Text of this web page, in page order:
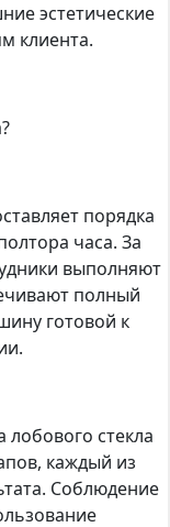
эстетические
клиента.
порядка
часа. За
выполняют
полный
готовой к
стекла
каждый из
Соблюдение